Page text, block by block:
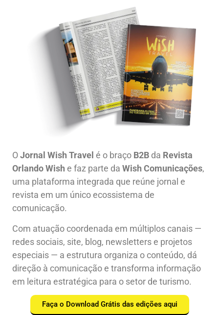
OJornal Wish Travel é o braço B2B da Revista
Orlando Wish e faz parte da Wish Comunicações,
uma plataforma integrada que reúne jornal e
revista em um único ecossistema de
comunicação.
Com atuação coordenada em múltiplos canais —
redes sociais, site, blog, newsletters e projetos
especiais — a estrutura organiza o conteúdo, dá
direção à comunicação e transforma informação
em leitura estratégica para o setor de turismo.
Faça o Download Grátis das edições aqui